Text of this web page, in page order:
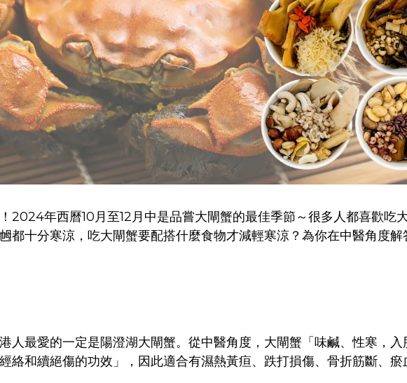
2024年西曆10月至12月中是品嘗大閘蟹的最佳季節～很多人都喜歡吃
都十分寒涼，吃大閘蟹要配搭什麼食物才減輕寒涼？為你在中醫角度解
人最愛的一定是陽澄湖大閘蟹。從中醫角度，大閘蟹「味鹹、性寒，入
絡和續絕傷的功效」，因此適合有濕熱黃疸、跌打損傷、骨折筋斷、瘀